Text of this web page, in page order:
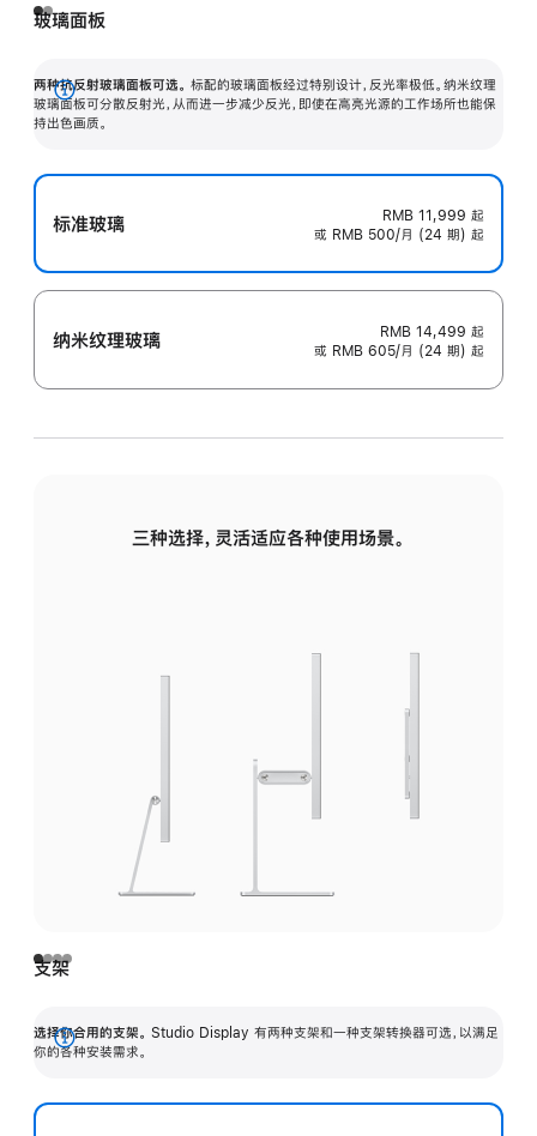
玻璃面板
两种抗反射玻璃面板可选。 标配的玻璃面板经过特别设计，反光率极低。纳米纹理
玻璃面板可分散反射光，从而进一步减少反光，即使在高亮光源的工作场所也能保
持出色画质。
展
开
标准玻璃 RMB 11,999 起
或 RMB 500/月 (24 期) 起
纳米纹理玻璃 RMB 14,499 起
或 RMB 605/月 (24 期) 起
三种选择，灵活适应各种使用场景。
支架
选择你合用的支架。 Studio Display 有两种支架和一种支架转换器可选，以满足
你的各种安装需求。
展